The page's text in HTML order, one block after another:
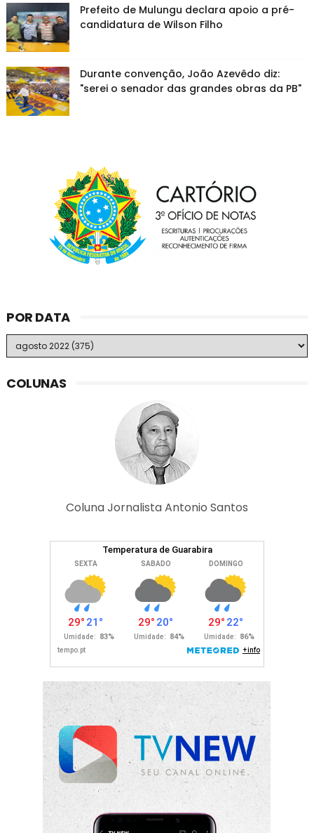
Prefeito de Mulungu declara apoio a pré-
candidatura de Wilson Filho
Durante convenção, João Azevêdo diz:
"serei o senador das grandes obras da PB"
POR DATA
COLUNAS
Coluna Jornalista Antonio Santos